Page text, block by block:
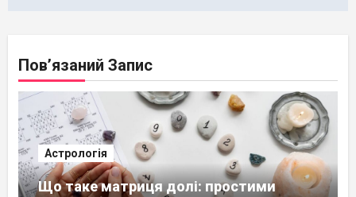
Пов’язаний Запис
Астрологія
Що таке матриця долі: простими